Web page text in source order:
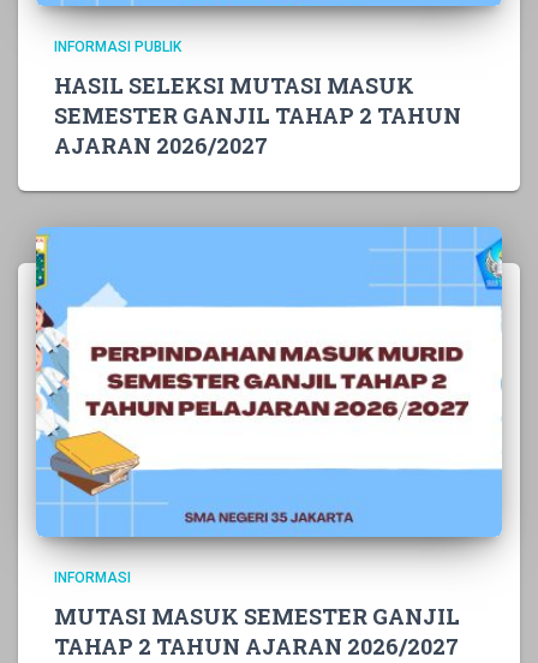
INFORMASI PUBLIK
HASIL SELEKSI MUTASI MASUK
SEMESTER GANJIL TAHAP 2 TAHUN
AJARAN 2026/2027
INFORMASI
MUTASI MASUK SEMESTER GANJIL
TAHAP 2 TAHUN AJARAN 2026/2027